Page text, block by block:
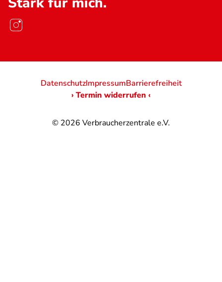
© 2026 Verbraucherzentrale e.V.
DatenschutzImpressumBarrierefreiheit
› Termin widerrufen ‹